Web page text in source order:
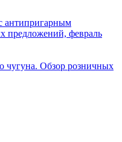
антипригарным
предложений, февраль
чугуна. Обзор розничных